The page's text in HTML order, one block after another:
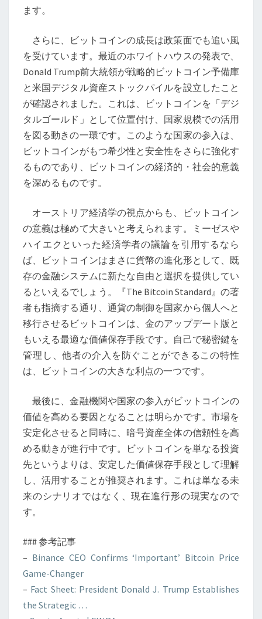
政
策
の
交
差
点
ます。
さらに、ビットコインの成長は政策面でも追い風
を受けています。最近のホワイトハウスの発表で、
Donald Trump前大統領が戦略的ビットコイン予備庫
と米国デジタル資産ストックパイルを設立したこと
が確認されました。これは、ビットコインを「デジ
タルゴールド」として位置付け、国家規模での活用
を図る動きの一環です。このような国家の参入は、
ビットコインがもつ希少性と安全性をさらに強化す
るものであり、ビットコインの経済的・社会的意義
を深めるものです。
オーストリア経済学の視点からも、ビットコイン
の意義は極めて大きいと考えられます。ミーゼスや
ハイエクといった経済学者の議論を引用するなら
ば、ビットコインはまさに貨幣の進化形として、既
存の金融システムに新たな自由と選択を提供してい
るといえるでしょう。『The Bitcoin Standard』の著
者も指摘する通り、通貨の制御を国家から個人へと
移行させるビットコインは、金のアップデート版と
もいえる最適な価値保存手段です。自己で秘密鍵を
管理し、他者の介入を防ぐことができるこの特性
は、ビットコインの大きな利点の一つです。
最後に、金融機関や国家の参入がビットコインの
価値を高める要因となることは明らかです。市場を
安定化させると同時に、暗号資産全体の信頼性を高
める動きが進行中です。ビットコインを単なる投資
先というよりは、安定した価値保存手段として理解
し、活用することが推奨されます。これは単なる未
来のシナリオではなく、現在進行形の現実なので
す。
### 参考記事
– Binance CEO Confirms ‘Important’ Bitcoin Price
Game-Changer
– Fact Sheet: President Donald J. Trump Establishes
the Strategic …